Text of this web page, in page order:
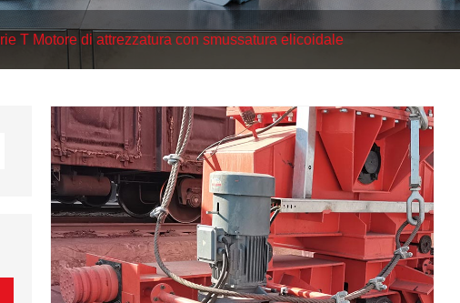
T Motore di attrezzatura con smussatura elicoidale